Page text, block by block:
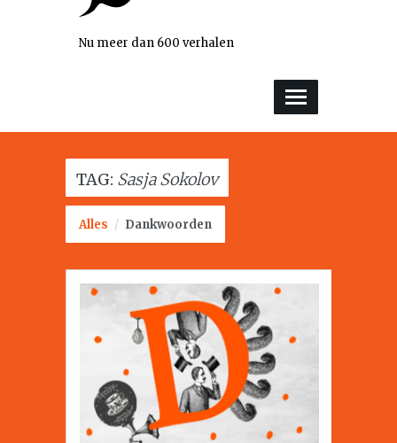
Nu meer dan 600 verhalen
TAG: Sasja Sokolov
Alles / Dankwoorden